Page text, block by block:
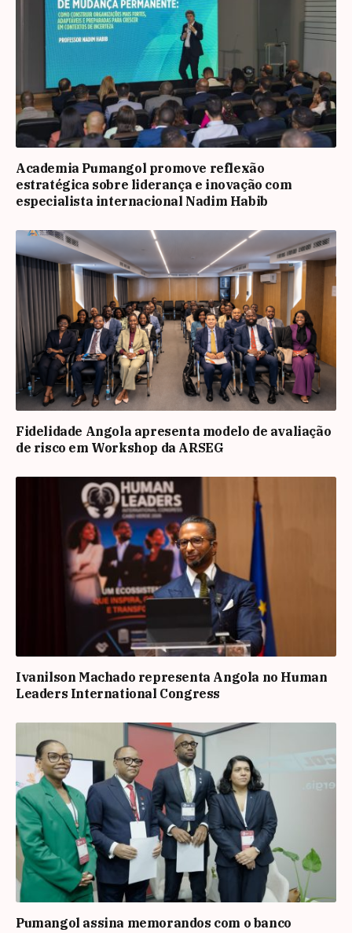
Academia Pumangol promove reflexão
estratégica sobre liderança e inovação com
especialista internacional Nadim Habib
Fidelidade Angola apresenta modelo de avaliação
de risco em Workshop da ARSEG
Ivanilson Machado representa Angola no Human
Leaders International Congress
Pumangol assina memorandos com o banco